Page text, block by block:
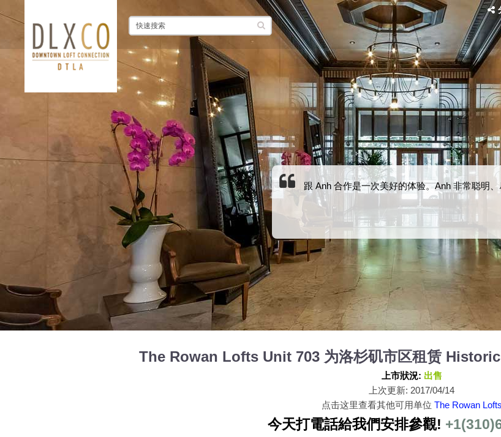
跟 Anh 合作是一次美好的体验。Anh 非常聪明
The Rowan Lofts Unit 703 为洛杉矶市区租赁
上市狀況: 出售
上次更新: 2017/04/14
点击这里查看其他可用单位 The Rowan Lofts
今天打電話給我們安排參觀!